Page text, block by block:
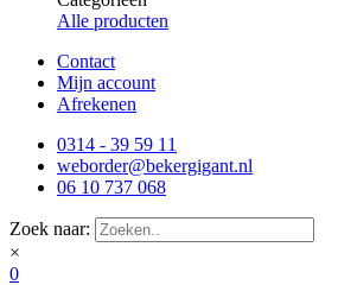
Alle producten
Contact
Mijn account
Afrekenen
0314 - 39 59 11
weborder@bekergigant.nl
06 10 737 068
Zoek naar:
×
0